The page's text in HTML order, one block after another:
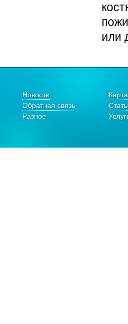
или
Новости
Обратная связь
Разное